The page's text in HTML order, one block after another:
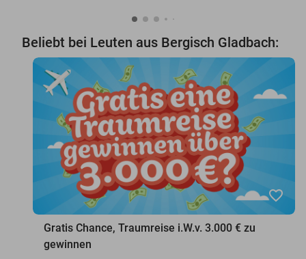
Beliebt bei Leuten aus Bergisch Gladbach:
favorite_border
Gratis Chance, Traumreise i.W.v. 3.000 € zu
gewinnen